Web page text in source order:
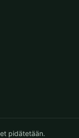
pidätetään.